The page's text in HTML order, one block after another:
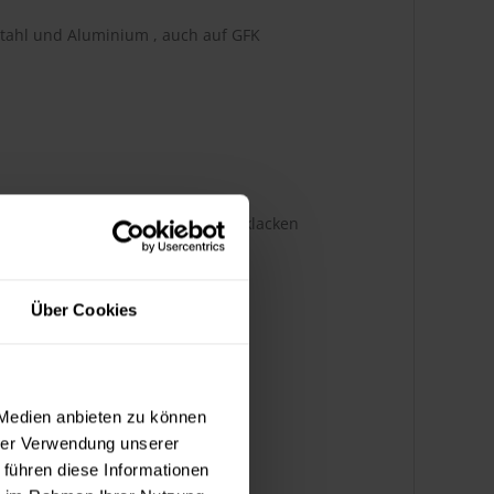
Über Cookies
anbieten zu können
Verwendung unserer
diese Informationen
und Aluminium , auch auf GFK
lösemittelhaltig, 1K und 2K Decklacken